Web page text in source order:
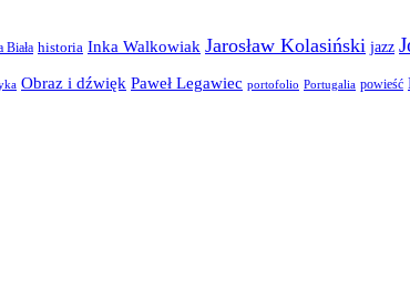
Biała historia Inka Walkowiak Jarosław Kolasiński jazz
Obraz i dźwięk Paweł Legawiec portofolio Portugalia powieść